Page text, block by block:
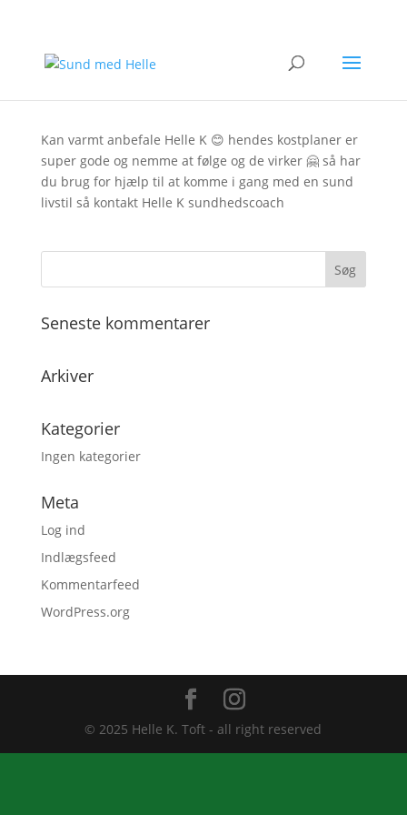
afJamila Benarab|
Kan varmt anbefale Helle K 😊 hendes kostplaner er
super gode og nemme at følge og de virker 🤗så har
du brug for hjælp til at komme i gang med en sund
livstil så kontakt Helle K sundhedscoach
Seneste kommentarer
Arkiver
Kategorier
Ingen kategorier
Meta
Log ind
Indlægsfeed
Kommentarfeed
WordPress.org
© 2025 Helle K. Toft - all right reserved